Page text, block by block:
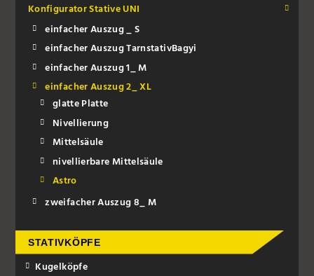
Konfigurator Stative UNI
einfacher Auszug _ S
einfacher Auszug TarnstativBagyi
einfacher Auszug 1_ M
einfacher Auszug 2_ XL
glatte Platte
Nivellierung
Mittelsäule
nivellierbare Mittelsäule
Astro
zweifacher Auszug 8_ M
STATIVKÖPFE
Kugelköpfe